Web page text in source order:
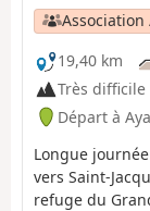
19,40 km
Très difficile
Départ à
Longue
vers Saint-
refuge du